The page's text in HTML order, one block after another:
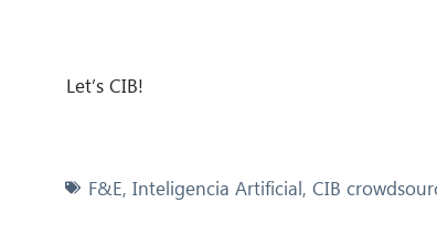
Let’s CIB!
F&E, Inteligencia Artificial, CIB